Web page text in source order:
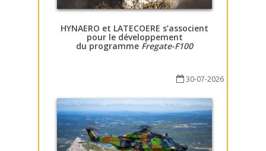
HYNAERO et LATECOERE s’associent
pour le développement
du programme Fregate-F100
30-07-2026